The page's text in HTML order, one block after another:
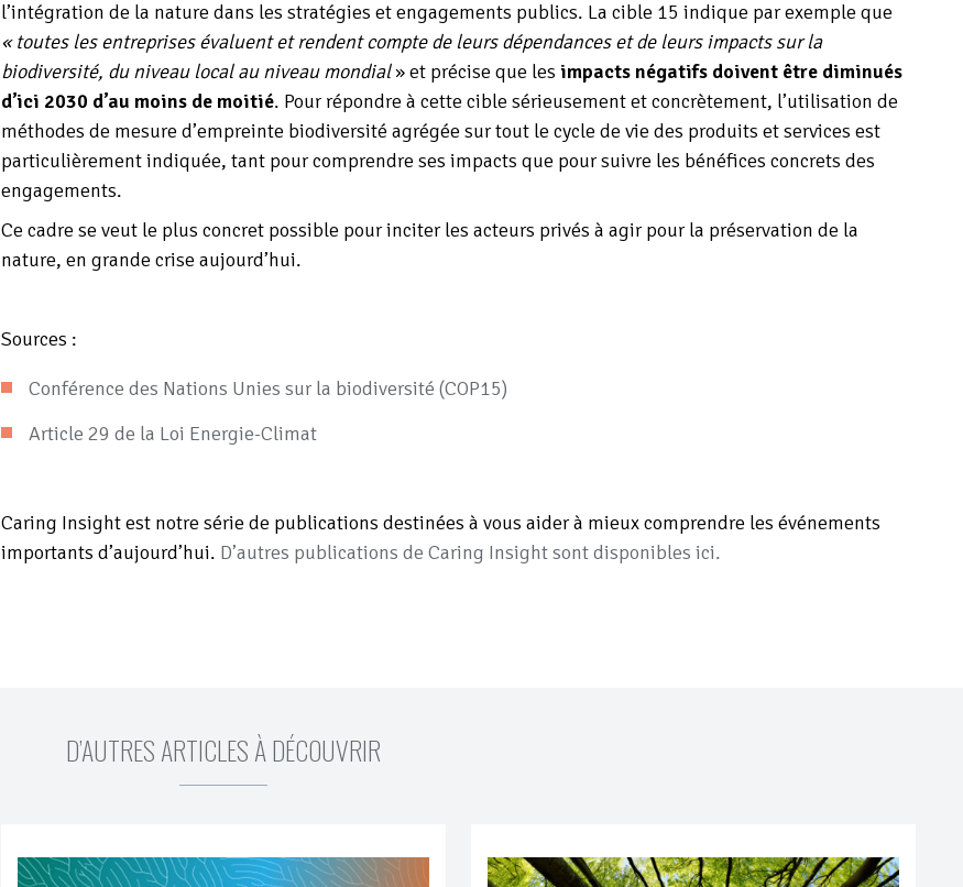
l’intégration de la nature dans les stratégies et engagements publics. La cible 15 indique par exemple que
« toutes les entreprises évaluent et rendent compte de leurs dépendances et de leurs impacts sur la
biodiversité, du niveau local au niveau mondial» et précise que les impacts négatifs doivent être diminués
d’ici 2030 d’au moins de moitié. Pour répondre à cette cible sérieusement et concrètement, l’utilisation de
méthodes de mesure d’empreinte biodiversité agrégée sur tout le cycle de vie des produits et services est
particulièrement indiquée, tant pour comprendre ses impacts que pour suivre les bénéfices concrets des
engagements.
Ce cadre se veut le plus concret possible pour inciter les acteurs privés à agir pour la préservation de la
nature, en grande crise aujourd’hui.
Sources :
Conférence des Nations Unies sur la biodiversité (COP15)
Article 29 de la Loi Energie-Climat
Caring Insight est notre série de publications destinées à vous aider à mieux comprendre les événements
importants d’aujourd’hui. D’autres publications de Caring Insight sont disponibles ici.
D’AUTRES ARTICLES À DÉCOUVRIR